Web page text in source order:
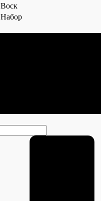
Воск
Набор